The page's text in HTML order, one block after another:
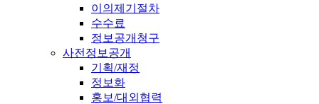
이의제기절차
수수료
정보공개청구
사전정보공개
기획/재정
정보화
홍보/대외협력